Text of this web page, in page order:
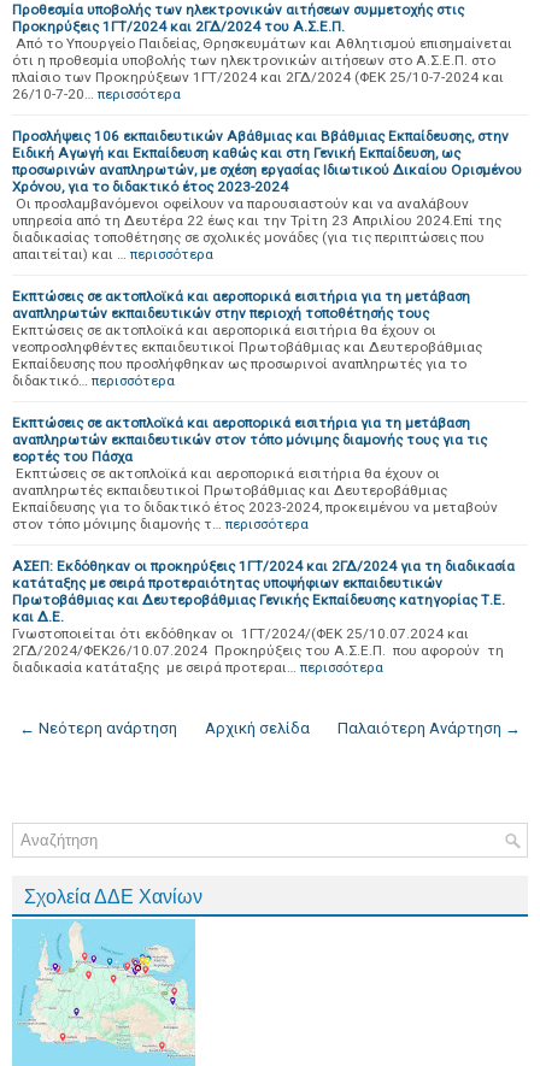
Προθεσμία υποβολής των ηλεκτρονικών αιτήσεων συμμετοχής στις
Προκηρύξεις 1ΓΤ/2024 και 2ΓΔ/2024 του Α.Σ.Ε.Π.
Από το Υπουργείο Παιδείας, Θρησκευμάτων και Αθλητισμού επισημαίνεται
ότι η προθεσμία υποβολής των ηλεκτρονικών αιτήσεων στο Α.Σ.Ε.Π. στο
πλαίσιο των Προκηρύξεων 1ΓΤ/2024 και 2ΓΔ/2024 (ΦΕΚ 25/10-7-2024 και
26/10-7-20… περισσότερα
Προσλήψεις 106 εκπαιδευτικών Αβάθμιας και Ββάθμιας Εκπαίδευσης, στην
Ειδική Αγωγή και Εκπαίδευση καθώς και στη Γενική Εκπαίδευση, ως
προσωρινών αναπληρωτών, με σχέση εργασίας Ιδιωτικού Δικαίου Ορισμένου
Χρόνου, για το διδακτικό έτος 2023-2024
Οι προσλαμβανόμενοι οφείλουν να παρουσιαστούν και να αναλάβουν
υπηρεσία από τη Δευτέρα 22 έως και την Τρίτη 23 Απριλίου 2024.Επί της
διαδικασίας τοποθέτησης σε σχολικές μονάδες (για τις περιπτώσεις που
απαιτείται) και … περισσότερα
Εκπτώσεις σε ακτοπλοϊκά και αεροπορικά εισιτήρια για τη μετάβαση
αναπληρωτών εκπαιδευτικών στην περιοχή τοποθέτησής τους
Εκπτώσεις σε ακτοπλοϊκά και αεροπορικά εισιτήρια θα έχουν οι
νεοπροσληφθέντες εκπαιδευτικοί Πρωτοβάθμιας και Δευτεροβάθμιας
Εκπαίδευσης που προσλήφθηκαν ως προσωρινοί αναπληρωτές για το
διδακτικό… περισσότερα
Εκπτώσεις σε ακτοπλοϊκά και αεροπορικά εισιτήρια για τη μετάβαση
αναπληρωτών εκπαιδευτικών στον τόπο μόνιμης διαμονής τους για τις
εορτές του Πάσχα
Εκπτώσεις σε ακτοπλοϊκά και αεροπορικά εισιτήρια θα έχουν οι
αναπληρωτές εκπαιδευτικοί Πρωτοβάθμιας και Δευτεροβάθμιας
Εκπαίδευσης για το διδακτικό έτος 2023-2024, προκειμένου να μεταβούν
στον τόπο μόνιμης διαμονής τ… περισσότερα
ΑΣΕΠ: Εκδόθηκαν οι προκηρύξεις 1ΓΤ/2024 και 2ΓΔ/2024 για τη διαδικασία
κατάταξης με σειρά προτεραιότητας υποψήφιων εκπαιδευτικών
Πρωτοβάθμιας και Δευτεροβάθμιας Γενικής Εκπαίδευσης κατηγορίας Τ.Ε.
και Δ.Ε.
Γνωστοποιείται ότι εκδόθηκαν οι 1ΓΤ/2024/(ΦΕΚ 25/10.07.2024 και
2ΓΔ/2024/ΦΕΚ26/10.07.2024 Προκηρύξεις του Α.Σ.Ε.Π. που αφορούν τη
διαδικασία κατάταξης με σειρά προτεραι… περισσότερα
← Νεότερη ανάρτηση Παλαιότερη Ανάρτηση →
Αρχική σελίδα
Σχολεία ΔΔΕ Χανίων